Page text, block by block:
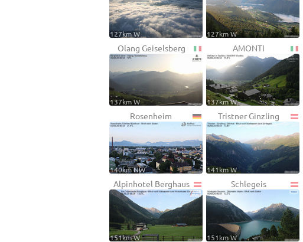
127km W 127km W
Olang Geiselsberg
137km W
AMONTI
137km W
Rosenheim
140km NW
Tristner Ginzling
141km W
Alpinhotel Berghaus
151km W
Schlegeis
151km W